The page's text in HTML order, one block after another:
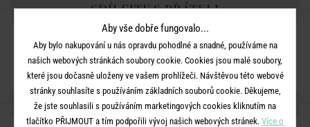
SDÍLEJTE S PŘÁTELI
DALŠÍ PRODUKTY ZE SÉRIE
Aby vše dobře fungovalo...
Aby bylo nakupování u nás opravdu pohodlné a snadné, používáme na
našich webových stránkách soubory cookie. Cookies jsou malé soubory,
které jsou dočasně uloženy ve vašem prohlížeči. Návštěvou této webové
stránky souhlasíte s používáním základních souborů cookie. Děkujeme,
že jste souhlasili s používáním marketingových cookies kliknutím na
tlačítko PŘIJMOUT a tím podpořili vývoj našich webových stránek. Více o